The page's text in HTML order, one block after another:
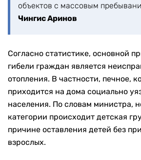
объектов с массовым
Чингис Аринов
Согласно статистике, основной
гибели граждан является
отопления. В частности, печное,
приходится на дома социально
населения. По словам министра,
категории происходит детская
причине оставления детей без
взрослых.